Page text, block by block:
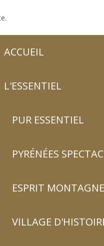
ACCUEIL
L'ESSENTIEL
PUR ESSENTIEL
PYRÉNÉES
ESPRIT MONTAGNE
VILLAGE